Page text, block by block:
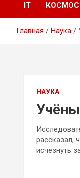
IT КОСМОС
Главная Наука
НАУКА
рассказал,
исчезнуть